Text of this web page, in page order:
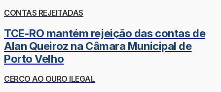
CONTAS REJEITADAS
TCE-RO mantém rejeição das contas de
Alan Queiroz na Câmara Municipal de
Porto Velho
CERCO AO OURO ILEGAL